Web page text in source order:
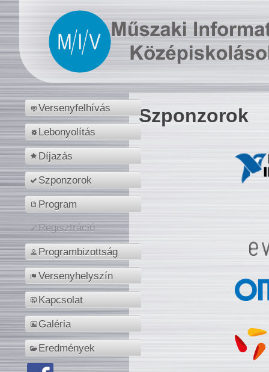
Versenyfelhívás
Lebonyolítás
Díjazás
Szponzorok
Program
Regisztráció
Programbizottság
Versenyhelyszín
Kapcsolat
Galéria
Eredmények
Szponzorok